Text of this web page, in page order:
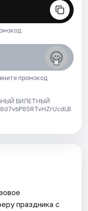
промокод
БИЛЕТНЫЙ
праздника с